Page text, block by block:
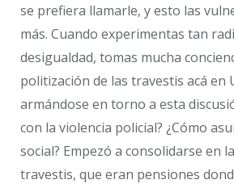
se prefiera llamarle, y esto las
más. Cuando experimentas tan
desigualdad, tomas mucha
politización de las travestis acá en
armándose en torno a esta
con la violencia policial? ¿Cómo
social? Empezó a consolidarse en
travestis, que eran pensiones